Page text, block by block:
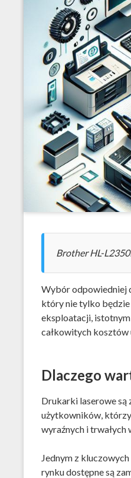
Brother HL-
Wybór odpowiedniej
który nie tylko
eksploatacji,
całkowitych
Dlaczego
Drukarki laserowe są
użytkowników, którzy
wyraźnych i
Jednym z
rynku dostępne są